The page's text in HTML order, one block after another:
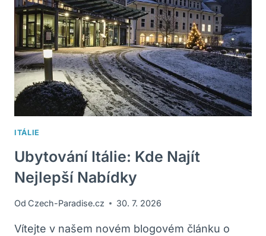
THAJSKÝCH
RÁJŮ!
ITÁLIE
Ubytování Itálie: Kde Najít
Nejlepší Nabídky
Od Czech-Paradise.cz 30. 7. 2026
Vítejte v našem novém blogovém článku o